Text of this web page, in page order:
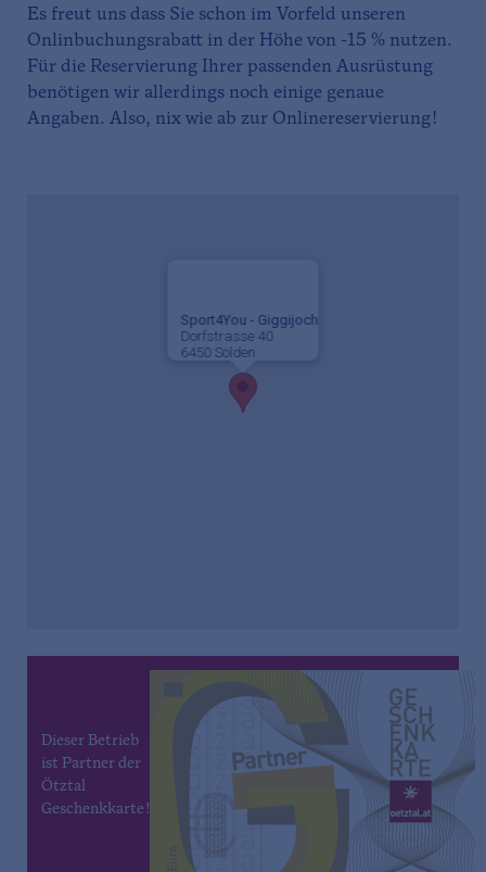
Es freut uns dass Sie schon im Vorfeld unseren
Onlinbuchungsrabatt in der Höhe von -15 % nutzen.
Für die Reservierung Ihrer passenden Ausrüstung
benötigen wir allerdings noch einige genaue
Angaben. Also, nix wie ab zur Onlinereservierung!
Sport4You - Giggijoch
Dorfstrasse 40
6450 Sölden
Dieser Betrieb
ist Partner der
Ötztal
Geschenkkarte!